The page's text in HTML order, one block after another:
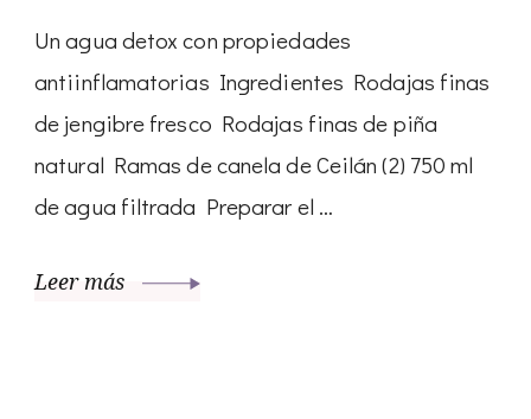
Un agua detox con propiedades
antiinflamatorias Ingredientes Rodajas finas
de jengibre fresco Rodajas finas de piña
natural Ramas de canela de Ceilán (2) 750 ml
de agua filtrada Preparar el …
Leer más